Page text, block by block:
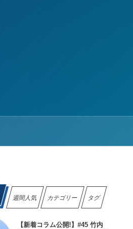
週間人気 カテゴリー タグ
【新着コラム公開!】#45 竹内